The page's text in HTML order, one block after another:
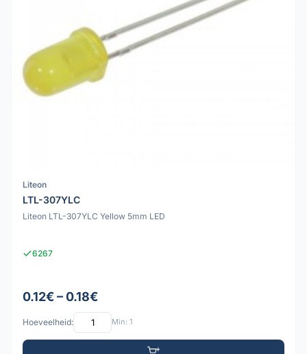
Liteon
LTL-307YLC
Liteon LTL-307YLC Yellow 5mm LED
6267
0.12€ – 0.18€
Hoeveelheid: Min: 1